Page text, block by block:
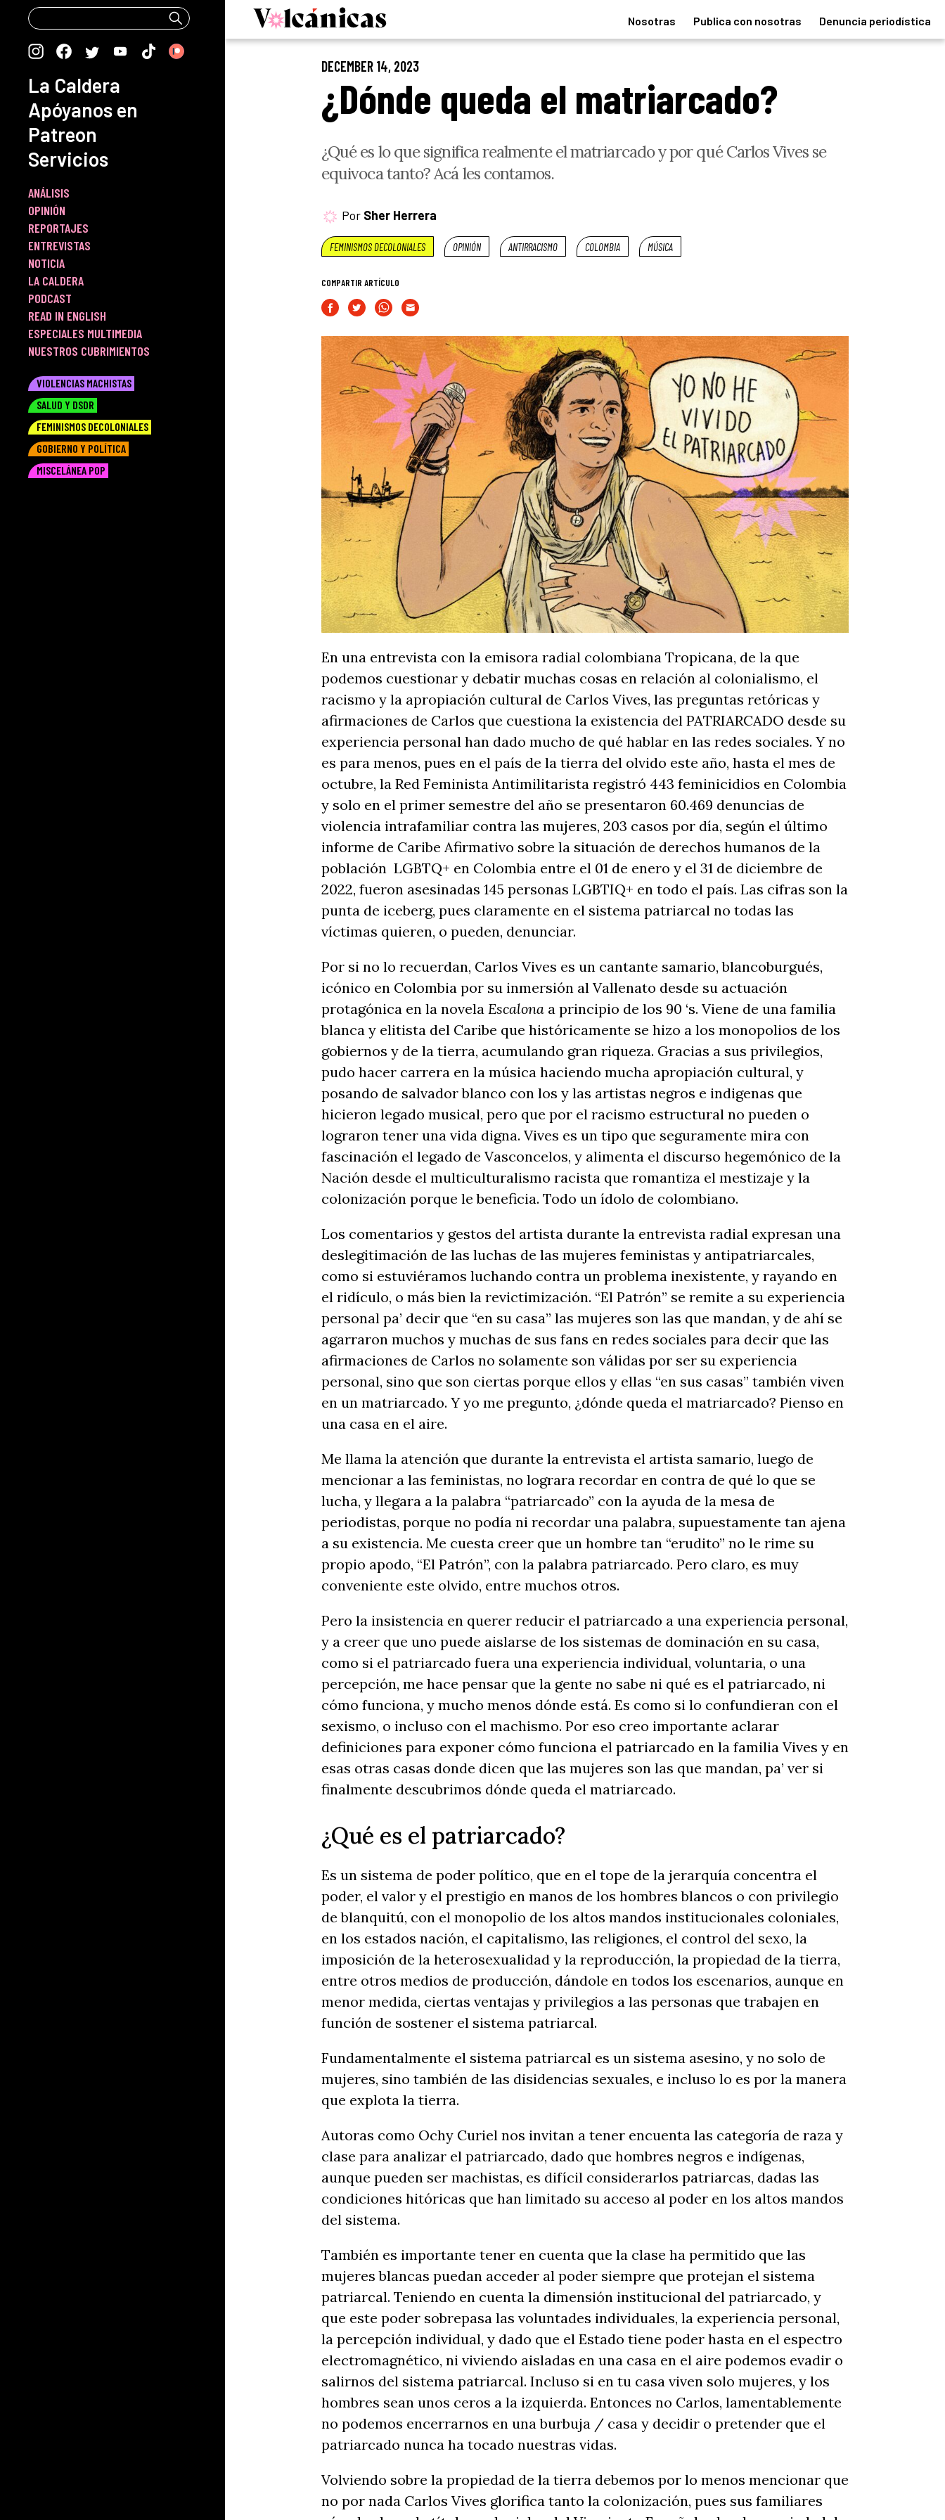
content
Nosotras Publica con nosotras Denuncia periodística
DECEMBER 14, 2023
¿Dónde queda el matriarcado?
¿Qué es lo que significa realmente el matriarcado y por qué Carlos Vives se
equivoca tanto? Acá les contamos.
Por Sher Herrera
FEMINISMOS DECOLONIALES OPINIÓN ANTIRRACISMO COLOMBIA MÚSICA
COMPARTIR ARTÍCULO
En una entrevista con la emisora radial colombiana Tropicana, de la que
podemos cuestionar y debatir muchas cosas en relación al colonialismo, el
racismo y la apropiación cultural de Carlos Vives, las preguntas retóricas y
afirmaciones de Carlos que cuestiona la existencia del PATRIARCADO desde su
experiencia personal han dado mucho de qué hablar en las redes sociales. Y no
es para menos, pues en el país de la tierra del olvido este año, hasta el mes de
octubre, la Red Feminista Antimilitarista registró 443 feminicidios en Colombia
y solo en el primer semestre del año se presentaron 60.469 denuncias de
violencia intrafamiliar contra las mujeres, 203 casos por día, según el último
informe de Caribe Afirmativo sobre la situación de derechos humanos de la
población LGBTQ+ en Colombia entre el 01 de enero y el 31 de diciembre de
2022, fueron asesinadas 145 personas LGBTIQ+ en todo el país. Las cifras son la
punta de iceberg, pues claramente en el sistema patriarcal no todas las
víctimas quieren, o pueden, denunciar.
Por si no lo recuerdan, Carlos Vives es un cantante samario, blancoburgués,
icónico en Colombia por su inmersión al Vallenato desde su actuación
protagónica en la novela Escalona a principio de los 90 ‘s. Viene de una familia
blanca y elitista del Caribe que históricamente se hizo a los monopolios de los
gobiernos y de la tierra, acumulando gran riqueza. Gracias a sus privilegios,
pudo hacer carrera en la música haciendo mucha apropiación cultural, y
posando de salvador blanco con los y las artistas negros e indigenas que
hicieron legado musical, pero que por el racismo estructural no pueden o
lograron tener una vida digna. Vives es un tipo que seguramente mira con
fascinación el legado de Vasconcelos, y alimenta el discurso hegemónico de la
Nación desde el multiculturalismo racista que romantiza el mestizaje y la
colonización porque le beneficia. Todo un ídolo de colombiano.
Los comentarios y gestos del artista durante la entrevista radial expresan una
deslegitimación de las luchas de las mujeres feministas y antipatriarcales,
como si estuviéramos luchando contra un problema inexistente, y rayando en
el ridículo, o más bien la revictimización. “El Patrón” se remite a su experiencia
personal pa’ decir que “en su casa” las mujeres son las que mandan, y de ahí se
agarraron muchos y muchas de sus fans en redes sociales para decir que las
afirmaciones de Carlos no solamente son válidas por ser su experiencia
personal, sino que son ciertas porque ellos y ellas “en sus casas” también viven
en un matriarcado. Y yo me pregunto, ¿dónde queda el matriarcado? Pienso en
una casa en el aire.
Me llama la atención que durante la entrevista el artista samario, luego de
mencionar a las feministas, no lograra recordar en contra de qué lo que se
lucha, y llegara a la palabra “patriarcado” con la ayuda de la mesa de
periodistas, porque no podía ni recordar una palabra, supuestamente tan ajena
a su existencia. Me cuesta creer que un hombre tan “erudito” no le rime su
propio apodo, “El Patrón”, con la palabra patriarcado. Pero claro, es muy
conveniente este olvido, entre muchos otros.
Pero la insistencia en querer reducir el patriarcado a una experiencia personal,
y a creer que uno puede aislarse de los sistemas de dominación en su casa,
como si el patriarcado fuera una experiencia individual, voluntaria, o una
percepción, me hace pensar que la gente no sabe ni qué es el patriarcado, ni
cómo funciona, y mucho menos dónde está. Es como si lo confundieran con el
sexismo, o incluso con el machismo. Por eso creo importante aclarar
definiciones para exponer cómo funciona el patriarcado en la familia Vives y en
esas otras casas donde dicen que las mujeres son las que mandan, pa’ ver si
finalmente descubrimos dónde queda el matriarcado.
¿Qué es el patriarcado?
Es un sistema de poder político, que en el tope de la jerarquía concentra el
poder, el valor y el prestigio en manos de los hombres blancos o con privilegio
de blanquitú, con el monopolio de los altos mandos institucionales coloniales,
en los estados nación, el capitalismo, las religiones, el control del sexo, la
imposición de la heterosexualidad y la reproducción, la propiedad de la tierra,
entre otros medios de producción, dándole en todos los escenarios, aunque en
menor medida, ciertas ventajas y privilegios a las personas que trabajen en
función de sostener el sistema patriarcal.
Fundamentalmente el sistema patriarcal es un sistema asesino, y no solo de
mujeres, sino también de las disidencias sexuales, e incluso lo es por la manera
que explota la tierra.
Autoras como Ochy Curiel nos invitan a tener encuenta las categoría de raza y
clase para analizar el patriarcado, dado que hombres negros e indígenas,
aunque pueden ser machistas, es difícil considerarlos patriarcas, dadas las
condiciones hitóricas que han limitado su acceso al poder en los altos mandos
del sistema.
También es importante tener en cuenta que la clase ha permitido que las
mujeres blancas puedan acceder al poder siempre que protejan el sistema
patriarcal. Teniendo en cuenta la dimensión institucional del patriarcado, y
que este poder sobrepasa las voluntades individuales, la experiencia personal,
la percepción individual, y dado que el Estado tiene poder hasta en el espectro
electromagnético, ni viviendo aisladas en una casa en el aire podemos evadir o
salirnos del sistema patriarcal. Incluso si en tu casa viven solo mujeres, y los
hombres sean unos ceros a la izquierda. Entonces no Carlos, lamentablemente
no podemos encerrarnos en una burbuja / casa y decidir o pretender que el
patriarcado nunca ha tocado nuestras vidas.
Volviendo sobre la propiedad de la tierra debemos por lo menos mencionar que
no por nada Carlos Vives glorifica tanto la colonización, pues sus familiares
La Caldera
Apóyanos en
Patreon
Servicios
ANÁLISIS
OPINIÓN
REPORTAJES
ENTREVISTAS
NOTICIA
LA CALDERA
PODCAST
READ IN ENGLISH
ESPECIALES MULTIMEDIA
NUESTROS CUBRIMIENTOS
VIOLENCIAS MACHISTAS
SALUD Y DSDR
FEMINISMOS DECOLONIALES
GOBIERNO Y POLÍTICA
MISCELÁNEA POP